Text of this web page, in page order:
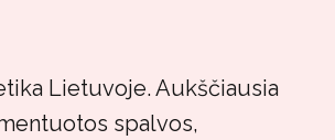
Lietuvoje. Aukščiausia
spalvos,